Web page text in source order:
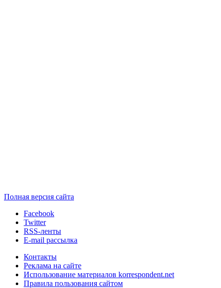
Полная версия сайта
Facebook
Twitter
RSS-ленты
E-mail рассылка
Контакты
Реклама на сайте
Использование материалов korrespondent.net
Правила пользования сайтом